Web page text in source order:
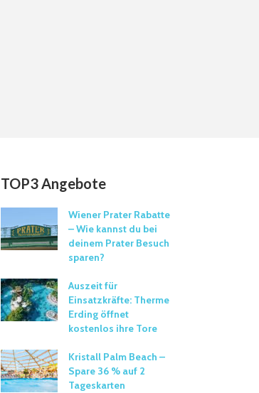
TOP3 Angebote
Wiener Prater Rabatte
– Wie kannst du bei
deinem Prater Besuch
sparen?
Auszeit für
Einsatzkräfte: Therme
Erding öffnet
kostenlos ihre Tore
Kristall Palm Beach –
Spare 36 % auf 2
Tageskarten